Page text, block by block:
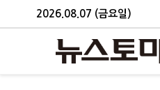
2026.08.07 (금요일)